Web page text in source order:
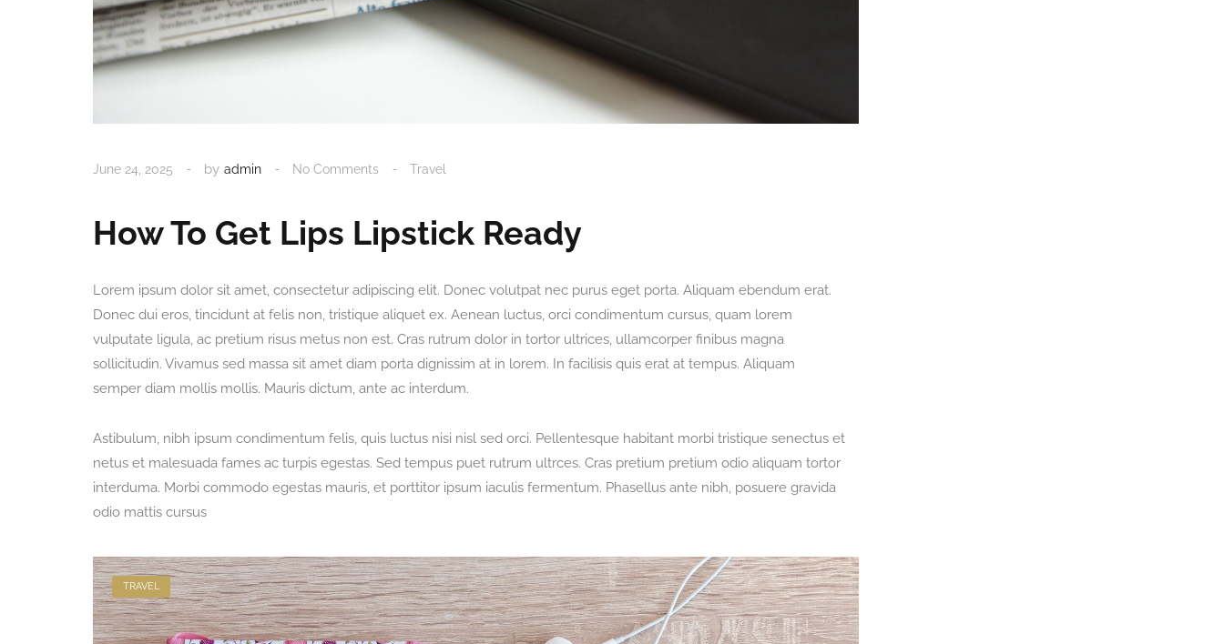
June 24, 2025 by admin No Comments Travel
How To Get Lips Lipstick Ready
Lorem ipsum dolor sit amet, consectetur adipiscing elit. Donec volutpat nec purus eget porta. Aliquam ebendum erat.
Donec dui eros, tincidunt at felis non, tristique aliquet ex. Aenean luctus, orci condimentum cursus, quam lorem
vulputate ligula, ac pretium risus metus non est. Cras rutrum dolor in tortor ultrices, ullamcorper finibus magna
sollicitudin. Vivamus sed massa sit amet diam porta dignissim at in lorem. In facilisis quis erat at tempus. Aliquam
semper diam mollis mollis. Mauris dictum, ante ac interdum.
Astibulum, nibh ipsum condimentum felis, quis luctus nisi nisl sed orci. Pellentesque habitant morbi tristique senectus et
netus et malesuada fames ac turpis egestas. Sed tempus puet rutrum ultrces. Cras pretium pretium odio aliquam tortor
interduma. Morbi commodo egestas mauris, et porttitor ipsum iaculis fermentum. Phasellus ante nibh, posuere gravida
odio mattis cursus
TRAVEL